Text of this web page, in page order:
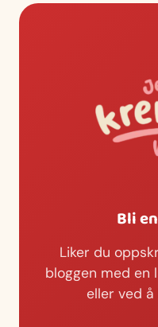
Bli
Liker du
bloggen med en
eller ved